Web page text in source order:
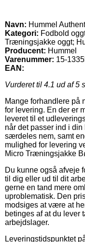
Navn: Hummel
Kategori: Fodbold
Træningsjakke oggt;
Producent: Hummel
Varenummer: 15-
EAN:
Vurderet til 4.1 ud af 5
Mange forhandlere på
for levering. En der er
leveret til et
når det passer ind i
særdeles nem, samt
mulighed for levering
Micro Træningsjakke
Du kunne også afveje
til dig eller ud til dit
gerne en tand mere
uproblematisk. Den
modsiges at være at
betinges af at du lever
arbejdslager.
Leveringstidspunktet